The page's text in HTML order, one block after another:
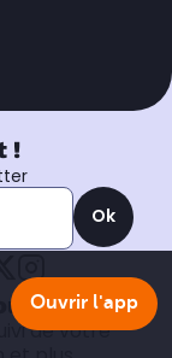
!
Ok
!
de votre
Ouvrir l'app